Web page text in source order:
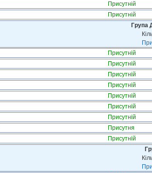
Присутній
Присутній
Група
Присутній
Присутній
Присутній
Присутній
Присутній
Присутній
Присутній
Присутня
Присутній